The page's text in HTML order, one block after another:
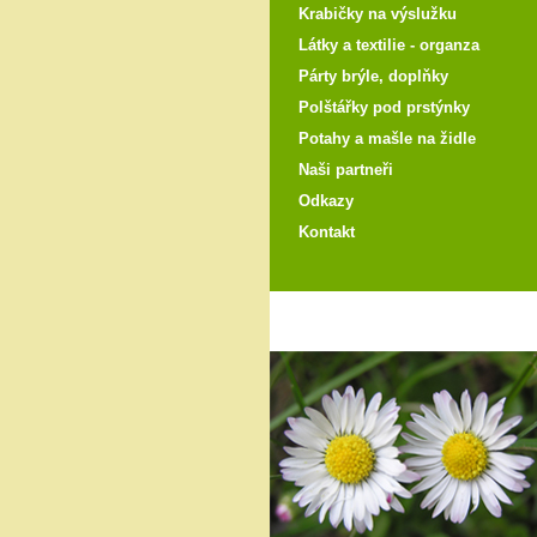
Krabičky na výslužku
Látky a textilie - organza
Párty brýle, doplňky
Polštářky pod prstýnky
Potahy a mašle na židle
Naši partneři
Odkazy
Kontakt